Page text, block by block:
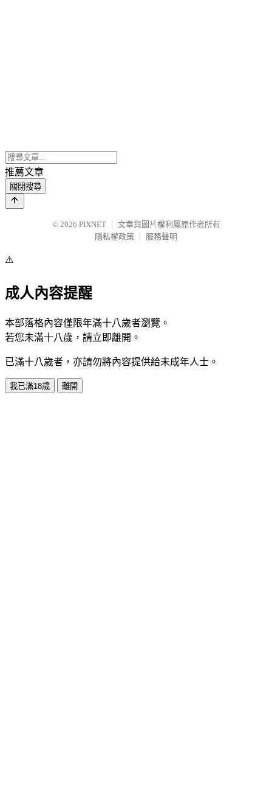
推薦文章
關閉搜尋
© 2026 PIXNET
文章與圖片權利屬原作者所有
隱私權政策
服務聲明
⚠️
成人內容提醒
本部落格內容僅限年滿十八歲者瀏覽。
若您未滿十八歲，請立即離開。
已滿十八歲者，亦請勿將內容提供給未成年人士。
我已滿18歲 離開